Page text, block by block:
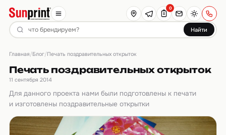
Найти
0
Главная/Блог/Печать поздравительных открыток
Печать поздравительных открыток
11 сентября 2014
Для данного проекта нами были подготовлены к печати
и изготовлены поздравительные открытки